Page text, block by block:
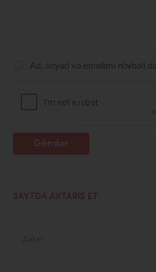
SAYTDA AXTARIŞ ET
Ad, soyad və emailimi növbəti
Göndər